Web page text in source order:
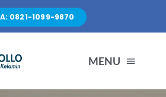
0821-1099-9870
MENU